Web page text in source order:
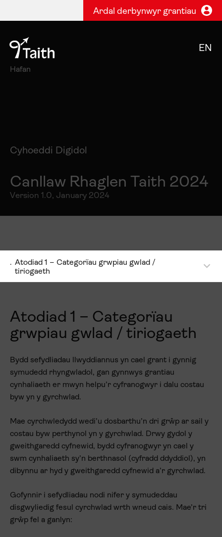
Ardal derbynwyr grantiau
EN
Hafan
Cyhoeddi Digidol
Canllaw Rhaglen Taith 2024
Version 1.0, January 2024
. Atodiad 1 – Categorïau grwpiau gwlad /
tiriogaeth
Atodiad 1 – Categorïau
grwpiau gwlad / tiriogaeth
Bydd sefydliadau llwyddiannus yn cael grant i gynnig
symudedd rhyngwladol, gan gynnwys grantiau
cynhaliaeth er mwyn helpu’r cyfranogwyr i dalu costau
byw yn y gyrchwlad.
Mae cyrchwledydd wedi’u dosbarthu’n dri grŵp ar sail y
costau byw perthynol yn y gyrchwlad. Drwy gydol y
gweithgaredd cyfnewid, bydd cyfranogwyr yn cael y
swm cynhaliaeth sy’n berthnasol (cyfradd ddyddiol), yn
dibynnu ar hyd y gweithgaredd cyfnewid a’r gyrchwlad.
Gofynnir i sefydliadau nodi nifer y symudeddau
disgwyliedig fesul cyrchwlad wrth wneud cais. Mae’r tri
grŵp fel a ganlyn: